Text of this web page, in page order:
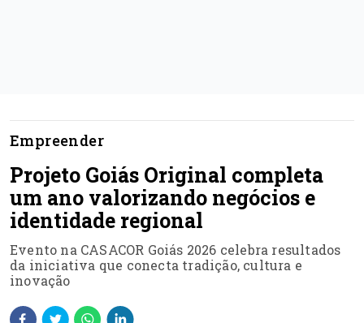
Empreender
Projeto Goiás Original completa
um ano valorizando negócios e
identidade regional
Evento na CASACOR Goiás 2026 celebra resultados
da iniciativa que conecta tradição, cultura e
inovação